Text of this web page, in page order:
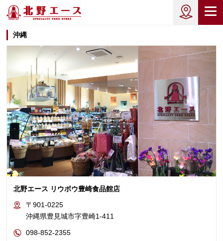
沖縄
北野エース リウボウ豊崎食品館店
〒901-0225
沖縄県豊見城市字豊崎1-411
098-852-2355